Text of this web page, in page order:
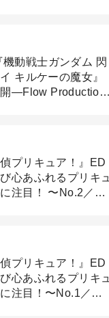
動戦士ガンダム 閃
キルケーの魔女』
開―Flow Production
プリキュア！』ED
心あふれるプリキュ
注目！ 〜No.2／モ
プリキュア！』ED
心あふれるプリキュ
注目！〜No.1／演